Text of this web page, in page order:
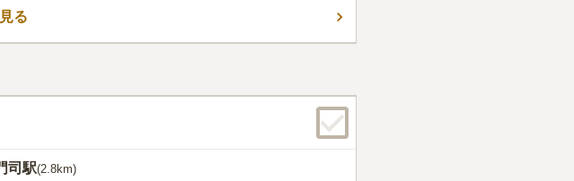
口コミの続きを読む
る
司 駅(2.8km)